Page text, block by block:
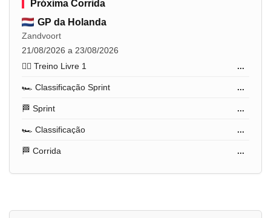
Próxima Corrida
GP da Holanda
Zandvoort
21/08/2026 a 23/08/2026
🏋️‍♂️ Treino Livre 1
...
🏎️ Classificação Sprint ...
🏁 Sprint ...
🏎️ Classificação ...
🏁 Corrida ...